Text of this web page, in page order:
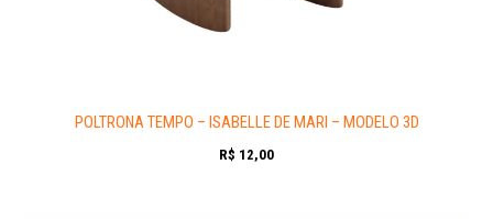
POLTRONA TEMPO – ISABELLE DE MARI – MODELO 3D
R$ 12,00